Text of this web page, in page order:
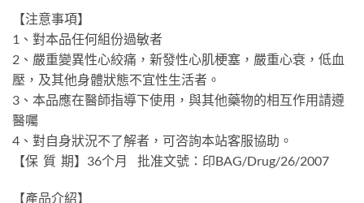
【注意事項】
1、對本品任何組份過敏者
2、嚴重變異性心絞痛，新發性心肌梗塞，嚴重心衰，低血
壓，及其他身體狀態不宜性生活者。
3、本品應在醫師指導下使用，與其他藥物的相互作用請遵
醫囑
4、對自身狀況不了解者，可咨詢本站客服協助。
【保 質 期】36个月 批准文號：印BAG/Drug/26/2007
【產品介紹】